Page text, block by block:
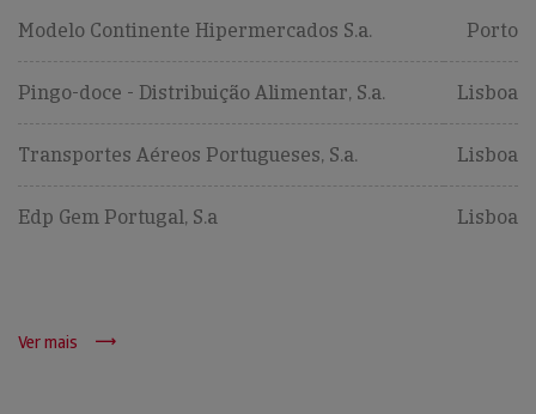
Modelo Continente Hipermercados S.a. Porto
Pingo-doce - Distribuição Alimentar, S.a. Lisboa
Transportes Aéreos Portugueses, S.a. Lisboa
Edp Gem Portugal, S.a Lisboa
Ver mais